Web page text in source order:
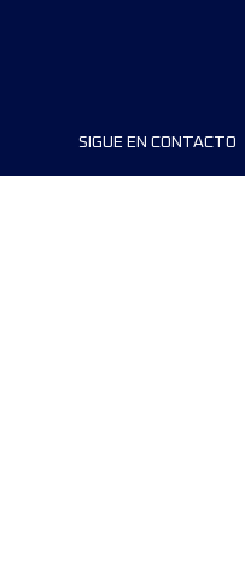
SIGUE EN CONTACTO